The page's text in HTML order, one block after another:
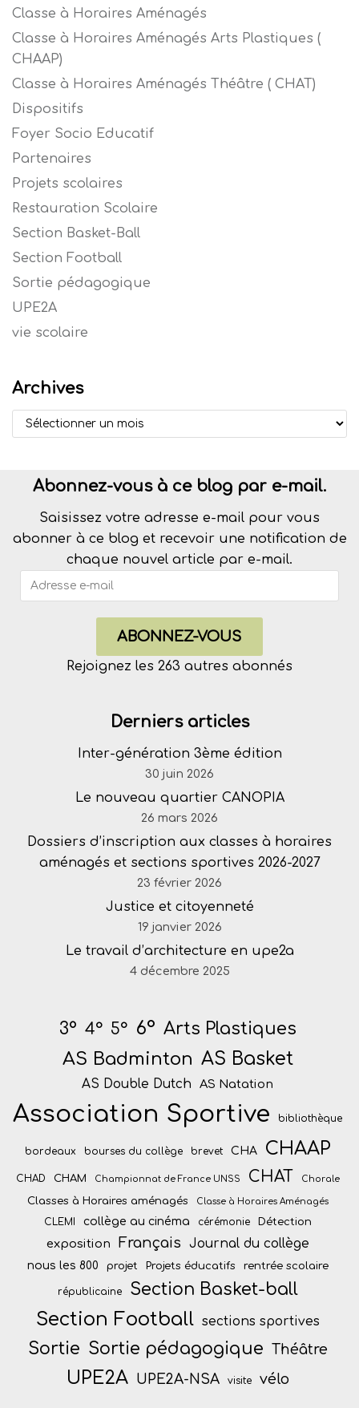
Classe à Horaires Aménagés
Classe à Horaires Aménagés Arts Plastiques (
CHAAP)
Classe à Horaires Aménagés Théâtre ( CHAT)
Dispositifs
Foyer Socio Educatif
Partenaires
Projets scolaires
Restauration Scolaire
Section Basket-Ball
Section Football
Sortie pédagogique
UPE2A
vie scolaire
Archives
Abonnez-vous à ce blog par e-mail.
Saisissez votre adresse e-mail pour vous
abonner à ce blog et recevoir une notification de
chaque nouvel article par e-mail.
ABONNEZ-VOUS
Rejoignez les 263 autres abonnés
Derniers articles
Inter-génération 3ème édition
30 juin 2026
Le nouveau quartier CANOPIA
26 mars 2026
Dossiers d’inscription aux classes à horaires
aménagés et sections sportives 2026-2027
23 février 2026
Justice et citoyenneté
19 janvier 2026
Le travail d’architecture en upe2a
4 décembre 2025
3° 4° 5° 6° Arts Plastiques
AS Badminton AS Basket
AS Double Dutch AS Natation
Association Sportive bibliothèque
bordeaux bourses du collège brevet CHA CHAAP
CHAD CHAM Championnat de France UNSS CHAT Chorale
Classes à Horaires aménagés Classe à Horaires Aménagés
CLEMI collège au cinéma cérémonie Détection
exposition Français Journal du collège
nous les 800 projet Projets éducatifs rentrée scolaire
républicaine Section Basket-ball
Section Football sections sportives
Sortie Sortie pédagogique Théâtre
UPE2A UPE2A-NSA visite vélo